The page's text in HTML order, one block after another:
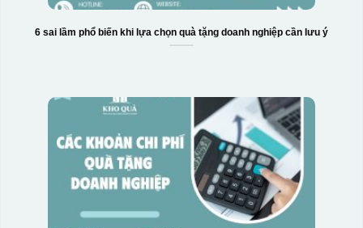
6 sai lầm phổ biến khi lựa chọn quà tặng doanh nghiệp cần lưu ý